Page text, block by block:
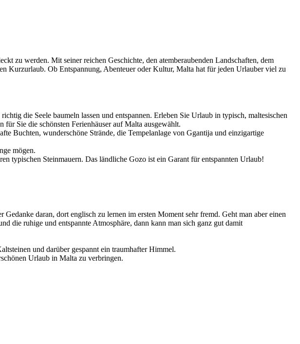
zu werden. Mit seiner reichen Geschichte, den atemberaubenden Landschaften, dem
Kurzurlaub. Ob Entspannung, Abenteuer oder Kultur, Malta hat für jeden Urlauber viel zu
die Seele baumeln lassen und entspannen. Erleben Sie Urlaub in typisch, maltesischen
für Sie die schönsten Ferienhäuser auf Malta ausgewählt.
Buchten, wunderschöne Strände, die Tempelanlage von Ggantija und einzigartige
mögen.
typischen Steinmauern. Das ländliche Gozo ist ein Garant für entspannten Urlaub!
daran, dort englisch zu lernen im ersten Moment sehr fremd. Geht man aber einen
die ruhige und entspannte Atmosphäre, dann kann man sich ganz gut damit
und darüber gespannt ein traumhafter Himmel.
Urlaub in Malta zu verbringen.